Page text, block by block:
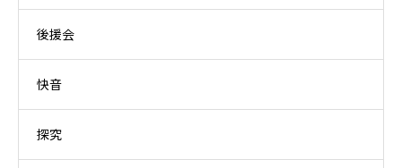
後援会
快音
探究